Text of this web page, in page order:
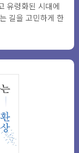
유령화된 시대에
길을 고민하게 한